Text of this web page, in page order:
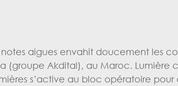
aigues envahit doucement les
Akdital), au Maroc. Lumière
s’active au bloc opératoire pour